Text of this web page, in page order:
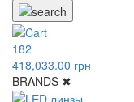
182
418,033.00 грн
BRANDS ✖